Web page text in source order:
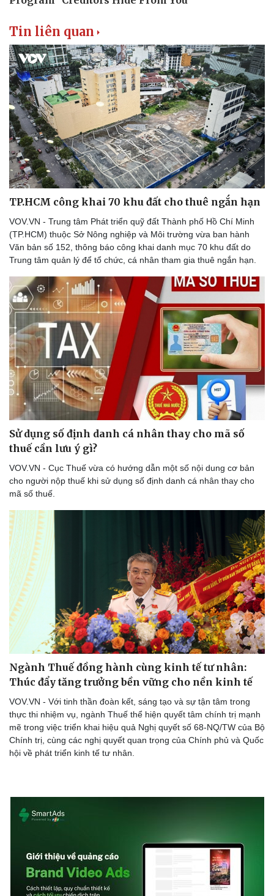
Sức khỏe
Dinh dưỡng - món ngon
Cây thuốc
Sản phụ khoa
Nhi khoa
Nam khoa
Làm đẹp - giảm cân
Phòng mạch online
Ăn sạch sống khỏe
Đời sống
Nhà đẹp
Blog
Tình yêu - Gia đình
Tin liên quan
TP.HCM công khai 70 khu đất cho thuê ngắn hạn
VOV.VN - Trung tâm Phát triển quỹ đất Thành phố Hồ Chí Minh
(TP.HCM) thuộc Sở Nông nghiệp và Môi trường vừa ban hành
Văn bản số 152, thông báo công khai danh mục 70 khu đất do
Trung tâm quản lý để tổ chức, cá nhân tham gia thuê ngắn hạn.
Sử dụng số định danh cá nhân thay cho mã số
thuế cần lưu ý gì?
VOV.VN - Cục Thuế vừa có hướng dẫn một số nội dung cơ bản
cho người nộp thuế khi sử dụng số định danh cá nhân thay cho
mã số thuế.
Ngành Thuế đồng hành cùng kinh tế tư nhân:
Thúc đẩy tăng trưởng bền vững cho nền kinh tế
VOV.VN - Với tinh thần đoàn kết, sáng tạo và sự tận tâm trong
thực thi nhiệm vụ, ngành Thuế thể hiện quyết tâm chính trị mạnh
mẽ trong việc triển khai hiệu quả Nghị quyết số 68-NQ/TW của Bộ
Chính trị, cùng các nghị quyết quan trọng của Chính phủ và Quốc
hội về phát triển kinh tế tư nhân.